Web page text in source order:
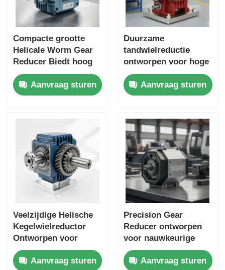
Compacte grootte
Helicale Worm Gear
Reducer Biedt hoog
koppel Uitgang Ideaal
voor
verpakkingsmachines
Aanvraag sturen
Duurzame
tandwielreductie
ontworpen voor hoge
koppelafgifte en
verlengde levensduur
in industriële
Aanvraag sturen
Veelzijdige Helische
Kegelwielreductor
Ontworpen voor
Consistente
Krachtoverbrenging
Aanvraag sturen
Precision Gear
Reducer ontworpen
voor nauwkeurige
snelheidsvermindering
en verbeterde
Aanvraag sturen